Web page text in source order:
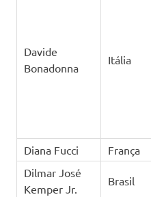
Davide
Bonadonna
Itália
Diana Fucci
França
Dilmar José
Kemper Jr.
Brasil